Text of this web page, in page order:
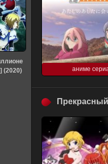
аниме
(2020)